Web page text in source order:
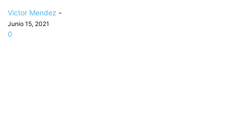
Victor Mendez -
Junio 15, 2021
0